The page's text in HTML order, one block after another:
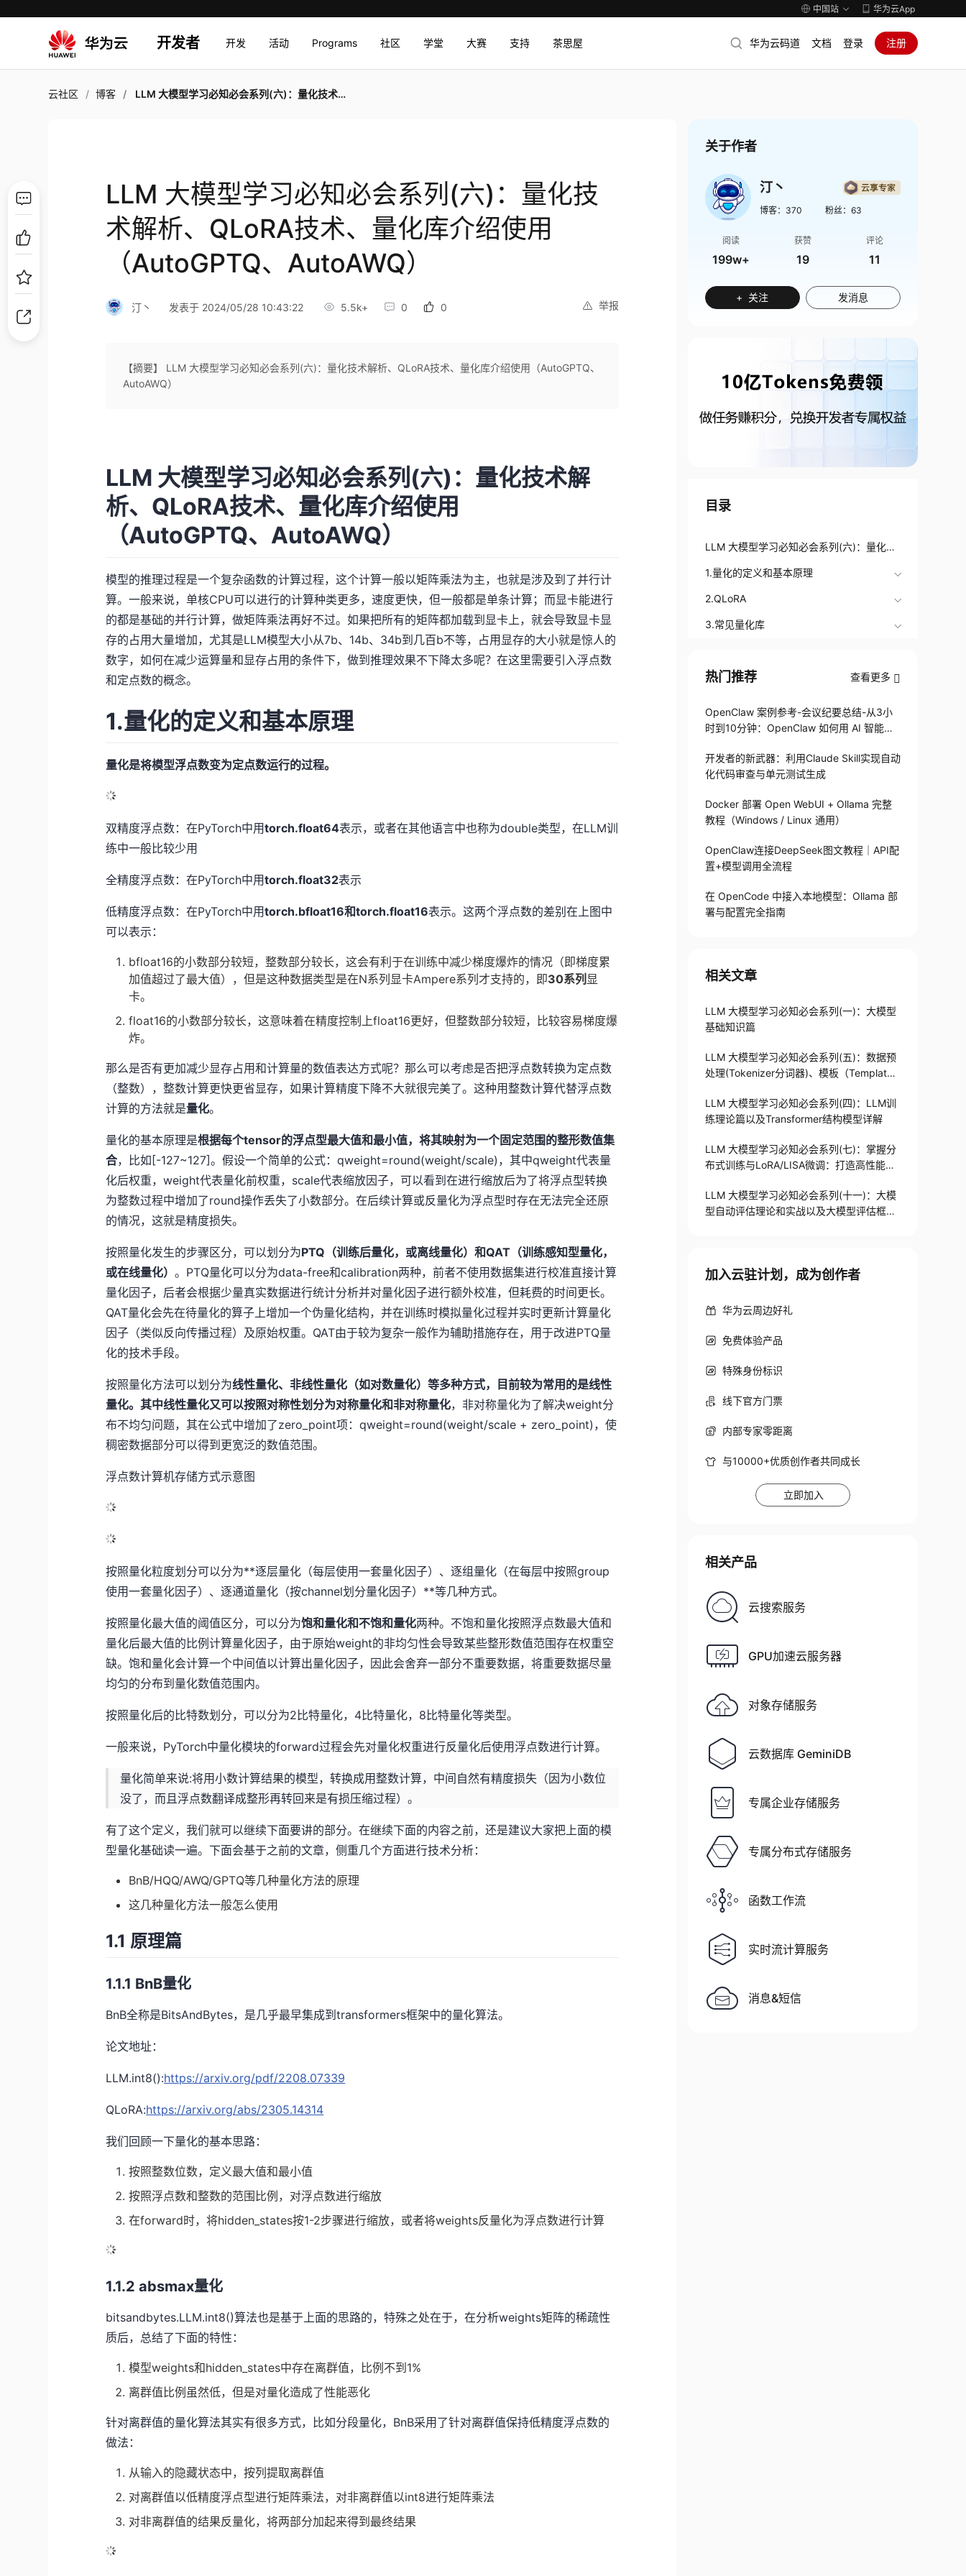
中国站 华为云App
开发者 开发 活动 Programs 社区 学堂 大赛 支持 茶思屋 华为云码道 文档 登录 注册
云社区 博客 LLM 大模型学习必知必会系列(六)：量化技术解析、QLoRA技术、量化库介绍使用（AutoGPTQ、AutoAWQ）
LLM 大模型学习必知必会系列(六)：量化技
术解析、QLoRA技术、量化库介绍使用
（AutoGPTQ、AutoAWQ）
举报
汀丶 发表于 2024/05/28 10:43:22 5.5k+ 0 0
【摘要】 LLM 大模型学习必知必会系列(六)：量化技术解析、QLoRA技术、量化库介绍使用（AutoGPTQ、
AutoAWQ）
LLM 大模型学习必知必会系列(六)：量化技术解
析、QLoRA技术、量化库介绍使用
（AutoGPTQ、AutoAWQ）
模型的推理过程是一个复杂函数的计算过程，这个计算一般以矩阵乘法为主，也就是涉及到了并行计
算。一般来说，单核CPU可以进行的计算种类更多，速度更快，但一般都是单条计算；而显卡能进行
的都是基础的并行计算，做矩阵乘法再好不过。如果把所有的矩阵都加载到显卡上，就会导致显卡显
存的占用大量增加，尤其是LLM模型大小从7b、14b、34b到几百b不等，占用显存的大小就是惊人的
数字，如何在减少运算量和显存占用的条件下，做到推理效果不下降太多呢？在这里需要引入浮点数
和定点数的概念。
1.量化的定义和基本原理
量化是将模型浮点数变为定点数运行的过程。
双精度浮点数：在PyTorch中用torch.float64表示，或者在其他语言中也称为double类型，在LLM训
练中一般比较少用
全精度浮点数：在PyTorch中用torch.float32表示
低精度浮点数：在PyTorch中用torch.bfloat16和torch.float16表示。这两个浮点数的差别在上图中
可以表示：
bfloat16的小数部分较短，整数部分较长，这会有利于在训练中减少梯度爆炸的情况（即梯度累
加值超过了最大值），但是这种数据类型是在N系列显卡Ampere系列才支持的，即30系列 显
卡。
float16的小数部分较长，这意味着在精度控制上float16更好，但整数部分较短，比较容易梯度爆
炸。
那么是否有更加减少显存占用和计算量的数值表达方式呢？那么可以考虑是否把浮点数转换为定点数
（整数），整数计算更快更省显存，如果计算精度下降不大就很完美了。这种用整数计算代替浮点数
计算的方法就是量化。
量化的基本原理是根据每个tensor的浮点型最大值和最小值，将其映射为一个固定范围的整形数值集
合，比如[-127~127]。假设一个简单的公式：qweight=round(weight/scale)，其中qweight代表量
化后权重，weight代表量化前权重，scale代表缩放因子，可以看到在进行缩放后为了将浮点型转换
为整数过程中增加了round操作丢失了小数部分。在后续计算或反量化为浮点型时存在无法完全还原
的情况，这就是精度损失。
按照量化发生的步骤区分，可以划分为PTQ（训练后量化，或离线量化）和QAT（训练感知型量化，
或在线量化）。PTQ量化可以分为data-free和calibration两种，前者不使用数据集进行校准直接计算
量化因子，后者会根据少量真实数据进行统计分析并对量化因子进行额外校准，但耗费的时间更长。
QAT量化会先在待量化的算子上增加一个伪量化结构，并在训练时模拟量化过程并实时更新计算量化
因子（类似反向传播过程）及原始权重。QAT由于较为复杂一般作为辅助措施存在，用于改进PTQ量
化的技术手段。
按照量化方法可以划分为线性量化、非线性量化（如对数量化）等多种方式，目前较为常用的是线性
量化。其中线性量化又可以按照对称性划分为对称量化和非对称量化，非对称量化为了解决weight分
布不均匀问题，其在公式中增加了zero_point项：qweight=round(weight/scale + zero_point)，使
稠密数据部分可以得到更宽泛的数值范围。
浮点数计算机存储方式示意图
按照量化粒度划分可以分为**逐层量化（每层使用一套量化因子）、逐组量化（在每层中按照group
使用一套量化因子）、逐通道量化（按channel划分量化因子）**等几种方式。
按照量化最大值的阈值区分，可以分为饱和量化和不饱和量化两种。不饱和量化按照浮点数最大值和
量化后最大值的比例计算量化因子，由于原始weight的非均匀性会导致某些整形数值范围存在权重空
缺。饱和量化会计算一个中间值以计算出量化因子，因此会舍弃一部分不重要数据，将重要数据尽量
均匀的分布到量化数值范围内。
按照量化后的比特数划分，可以分为2比特量化，4比特量化，8比特量化等类型。
一般来说，PyTorch中量化模块的forward过程会先对量化权重进行反量化后使用浮点数进行计算。
量化简单来说:将用小数计算结果的模型，转换成用整数计算，中间自然有精度损失（因为小数位
没了，而且浮点数翻译成整形再转回来是有损压缩过程）。
有了这个定义，我们就可以继续下面要讲的部分。在继续下面的内容之前，还是建议大家把上面的模
型量化基础读一遍。下面会基于之前的文章，侧重几个方面进行技术分析：
BnB/HQQ/AWQ/GPTQ等几种量化方法的原理
这几种量化方法一般怎么使用
1.1 原理篇
1.1.1 BnB量化
BnB全称是BitsAndBytes，是几乎最早集成到transformers框架中的量化算法。
论文地址：
LLM.int8():https://arxiv.org/pdf/2208.07339
QLoRA:https://arxiv.org/abs/2305.14314
我们回顾一下量化的基本思路：
按照整数位数，定义最大值和最小值
按照浮点数和整数的范围比例，对浮点数进行缩放
在forward时，将hidden_states按1-2步骤进行缩放，或者将weights反量化为浮点数进行计算
1.1.2 absmax量化
bitsandbytes.LLM.int8()算法也是基于上面的思路的，特殊之处在于，在分析weights矩阵的稀疏性
质后，总结了下面的特性：
模型weights和hidden_states中存在离群值，比例不到1%
离群值比例虽然低，但是对量化造成了性能恶化
针对离群值的量化算法其实有很多方式，比如分段量化，BnB采用了针对离群值保持低精度浮点数的
做法：
从输入的隐藏状态中，按列提取离群值
对离群值以低精度浮点型进行矩阵乘法，对非离群值以int8进行矩阵乘法
对非离群值的结果反量化，将两部分加起来得到最终结果
关于作者
汀丶
博客： 370 粉丝： 63
阅读
199w+
获赞
19
评论
11
+ 关注 发消息
目录
LLM 大模型学习必知必会系列(六)：量化技
术解析、QLoRA技术、量化库介绍使用（Au
toGPTQ、AutoAWQ）
1.量化的定义和基本原理
2.QLoRA
3.常见量化库
热门推荐 查看更多
OpenClaw 案例参考-会议纪要总结-从3小
时到10分钟：OpenClaw 如何用 AI 智能体
开发者的新武器：利用Claude Skill实现自动
化代码审查与单元测试生成
Docker 部署 Open WebUI + Ollama 完整
教程（Windows / Linux 通用）
OpenClaw连接DeepSeek图文教程｜API配
置+模型调用全流程
在 OpenCode 中接入本地模型：Ollama 部
署与配置完全指南
相关文章
LLM 大模型学习必知必会系列(一)：大模型
基础知识篇
LLM 大模型学习必知必会系列(五)：数据预
处理(Tokenizer分词器)、模板（Templat
LLM 大模型学习必知必会系列(四)：LLM训
练理论篇以及Transformer结构模型详解
LLM 大模型学习必知必会系列(七)：掌握分
布式训练与LoRA/LISA微调：打造高性能大
LLM 大模型学习必知必会系列(十一)：大模
型自动评估理论和实战以及大模型评估框架
加入云驻计划，成为创作者
华为云周边好礼
免费体验产品
特殊身份标识
线下官方门票
内部专家零距离
与10000+优质创作者共同成长
立即加入
相关产品
云搜索服务
GPU加速云服务器
对象存储服务
云数据库 GeminiDB
专属企业存储服务
专属分布式存储服务
函数工作流
实时流计算服务
消息&短信